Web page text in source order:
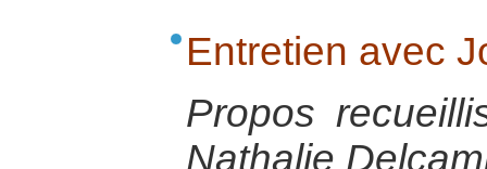
Entretien avec
Propos
Nathalie